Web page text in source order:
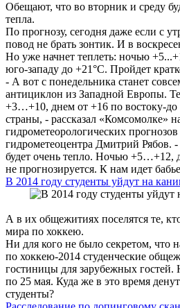
Обещают, что во вторник и среду
тепла.
По прогнозу, сегодня даже если с
повод не брать зонтик. И в
Но уже начнет теплеть: ночью
юго-западу до +21°С. Пройдет
- А вот с понедельника станет
антициклон из Западной Европы.
+3…+10, днем от +16 по востоку-до
страны, - рассказал «Комсомолке»
гидрометеорологических
гидрометеоцентра Дмитрий Рябов.
будет очень тепло. Ночью
не прогнозируется. К нам идет
В 2014 году студенты уйдут на
А в их общежитиях поселятся те,
мира по хоккею.
Ни для кого не было секретом, что
по хоккею-2014 студенческие
гостиницы для зарубежных гостей.
по 25 мая. Куда же в это время
студенты?